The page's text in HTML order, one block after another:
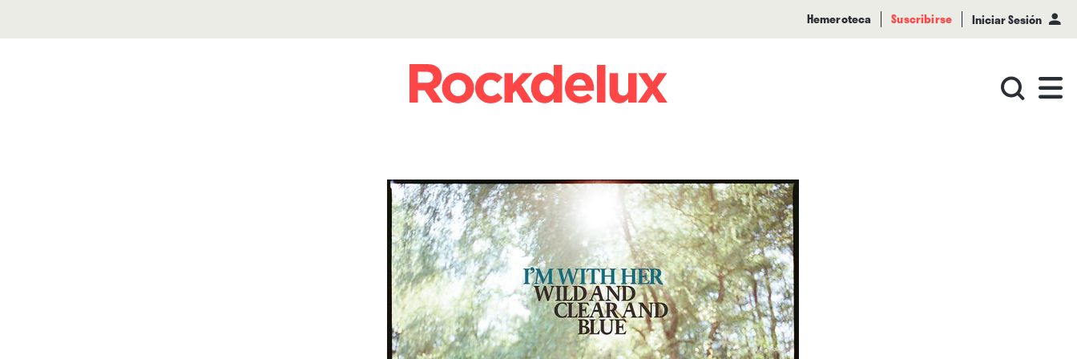
Hemeroteca Suscribirse Iniciar Sesión